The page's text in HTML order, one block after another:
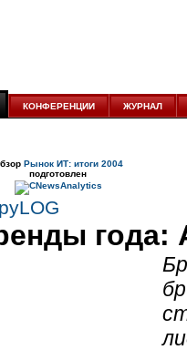
КОНФЕРЕНЦИИ ЖУРНАЛ
Рынок ИТ: итоги 2004
подготовлен
года: